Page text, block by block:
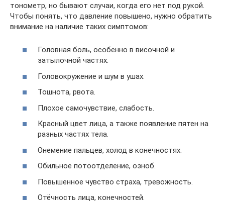
тонометр, но бывают случаи, когда его нет под рукой.
Чтобы понять, что давление повышено, нужно обратить
внимание на наличие таких симптомов:
Головная боль, особенно в височной и
затылочной частях.
Головокружение и шум в ушах.
Тошнота, рвота.
Плохое самочувствие, слабость.
Красный цвет лица, а также появление пятен на
разных частях тела.
Онемение пальцев, холод в конечностях.
Обильное потоотделение, озноб.
Повышенное чувство страха, тревожность.
Отёчность лица, конечностей.